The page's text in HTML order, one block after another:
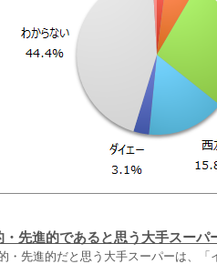
・先進的であると思う大手スーパ
・先進的だと思う大手スーパーは、